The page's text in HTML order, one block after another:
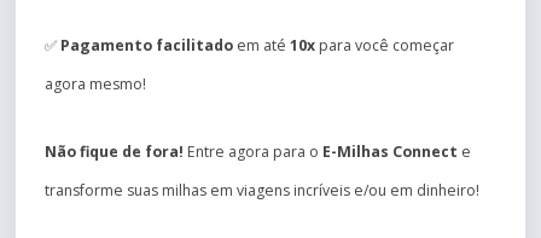
✅ Pagamento facilitado em até 10x para você começar
agora mesmo!
Não fique de fora! Entre agora para o E-Milhas Connect e
transforme suas milhas em viagens incríveis e/ou em dinheiro!